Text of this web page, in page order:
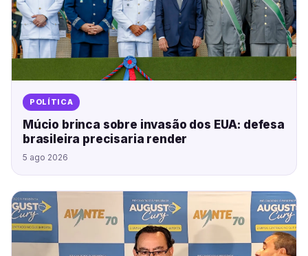
POLÍTICA
Múcio brinca sobre invasão dos EUA: defesa
brasileira precisaria render
5 ago 2026